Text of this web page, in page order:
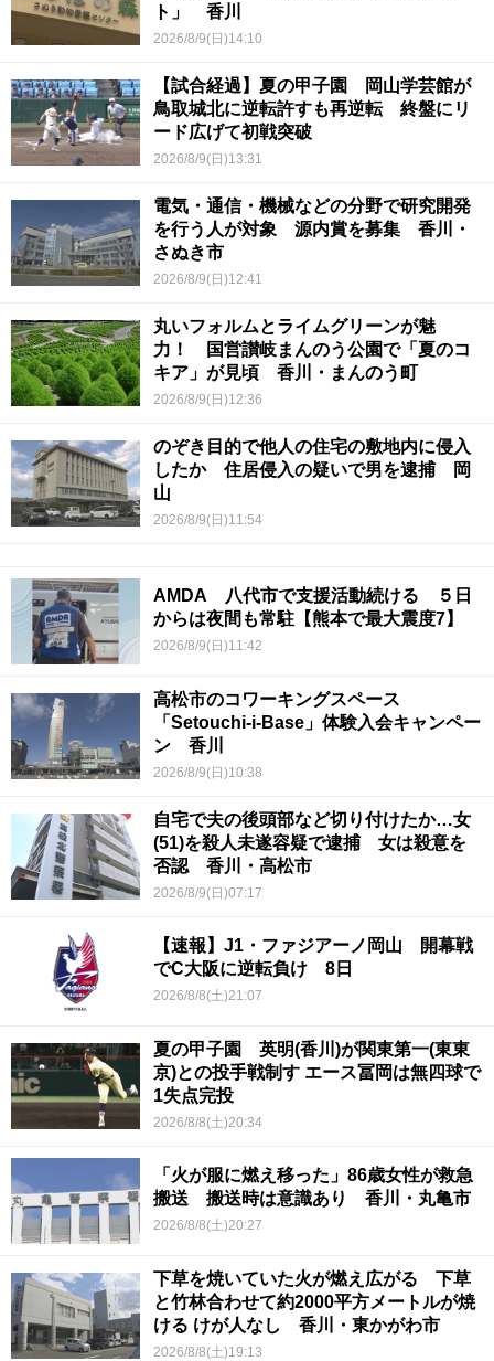
ト」 香川
2026/8/9(日)14:10
【試合経過】夏の甲子園 岡山学芸館が
鳥取城北に逆転許すも再逆転 終盤にリ
ード広げて初戦突破
2026/8/9(日)13:31
電気・通信・機械などの分野で研究開発
を行う人が対象 源内賞を募集 香川・
さぬき市
2026/8/9(日)12:41
丸いフォルムとライムグリーンが魅
力！ 国営讃岐まんのう公園で「夏のコ
キア」が見頃 香川・まんのう町
2026/8/9(日)12:36
のぞき目的で他人の住宅の敷地内に侵入
したか 住居侵入の疑いで男を逮捕 岡
山
2026/8/9(日)11:54
AMDA 八代市で支援活動続ける ５日
からは夜間も常駐【熊本で最大震度7】
2026/8/9(日)11:42
高松市のコワーキングスペース
「Setouchi-i-Base」体験入会キャンペー
ン 香川
2026/8/9(日)10:38
自宅で夫の後頭部など切り付けたか…女
(51)を殺人未遂容疑で逮捕 女は殺意を
否認 香川・高松市
2026/8/9(日)07:17
【速報】J1・ファジアーノ岡山 開幕戦
でC大阪に逆転負け 8日
2026/8/8(土)21:07
夏の甲子園 英明(香川)が関東第一(東東
京)との投手戦制す エース冨岡は無四球で
1失点完投
2026/8/8(土)20:34
「火が服に燃え移った」86歳女性が救急
搬送 搬送時は意識あり 香川・丸亀市
2026/8/8(土)20:27
下草を焼いていた火が燃え広がる 下草
と竹林合わせて約2000平方メートルが焼
ける けが人なし 香川・東かがわ市
2026/8/8(土)19:13